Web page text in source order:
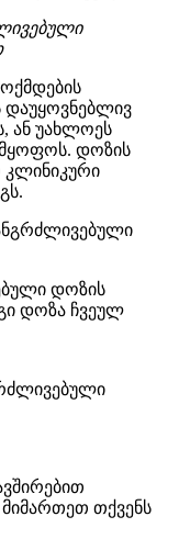
დაუყოვნებლივ
ან უახლოეს
დოზის
კლინიკური
დოზის
დოზა ჩვეულ
მიმართეთ თქვენს